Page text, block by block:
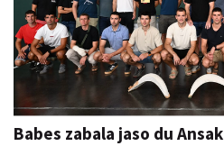
Babes zabala jaso du Ansak